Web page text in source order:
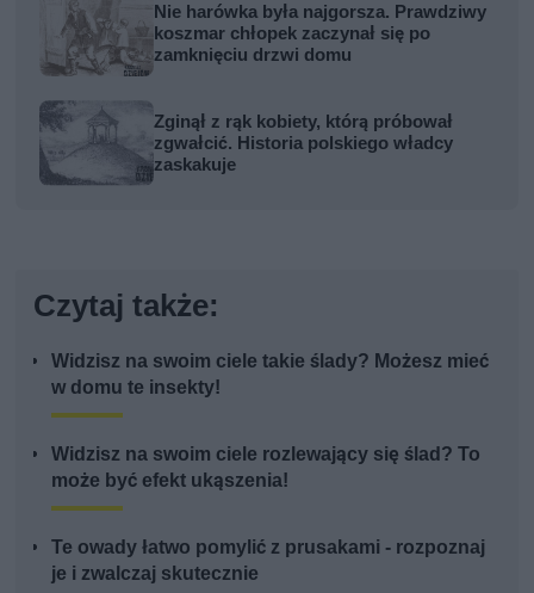
Nie harówka była najgorsza. Prawdziwy
koszmar chłopek zaczynał się po
zamknięciu drzwi domu
Zginął z rąk kobiety, którą próbował
zgwałcić. Historia polskiego władcy
zaskakuje
Czytaj także:
Widzisz na swoim ciele takie ślady? Możesz mieć
w domu te insekty!
Widzisz na swoim ciele rozlewający się ślad? To
może być efekt ukąszenia!
Te owady łatwo pomylić z prusakami - rozpoznaj
je i zwalczaj skutecznie